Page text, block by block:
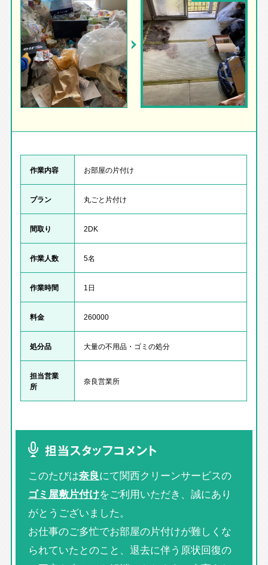
作業内容 お部屋の片付け
プラン 丸ごと片付け
間取り 2DK
作業人数 5名
作業時間 1日
料金 260000
処分品 大量の不用品・ゴミの処分
担当営業
所
奈良営業所
担当スタッフコメント
このたびは奈良にて関西クリーンサービスの
ゴミ屋敷片付けをご利用いただき、誠にあり
がとうございました。
お仕事のご多忙でお部屋の片付けが難しくな
られていたとのこと、退去に伴う原状回復の